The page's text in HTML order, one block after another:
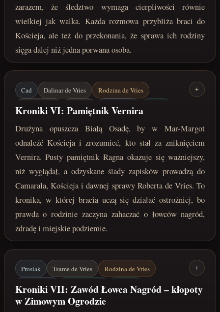
zarazem, że śledztwo wymaga cierpliwości równie
wielkiej jak walka. Każda rozmowa przybliża braci do
Kościeja, ale też do przekonania, że sprawa ich rodziny
sięga dalej niż jedna porwana osoba.
Cad Dalinar de Vries
Rodzina de Vries
Vernir / Ragn
Camaral Mar-Margot
Miejskie podziemie
koniec marca 222 roku po Zaćmieniu
+
Kroniki VI: Pamiętnik Vernira
Drużyna opuszcza Białą Osadę, by w Mar-Margot
odnaleźć Kościeja i zrozumieć, kto stał za zniknięciem
Vernira. Pusty pamiętnik Ragna okazuje się ważniejszy,
niż wyglądał, a odzyskane ślady zapisków prowadzą do
Camarala, Kościeja i dawnej sprawy Roberta de Vries. To
kronika, w której bracia uczą się działać ostrożniej, bo
prawda o rodzinie zaczyna zahaczać o łowców nagród,
zdradę i miejskie podziemie.
Prosiak Tsume de Vries
Rodzina de Vries
Mar-Margot
Camaralczycy
Bakarak
Łowcy nagród
kwiecień 222 roku po Zaćmieniu
+
Kroniki VII: Zawód Łowca Nagród – kłopoty
w Zimowym Ogrodzie